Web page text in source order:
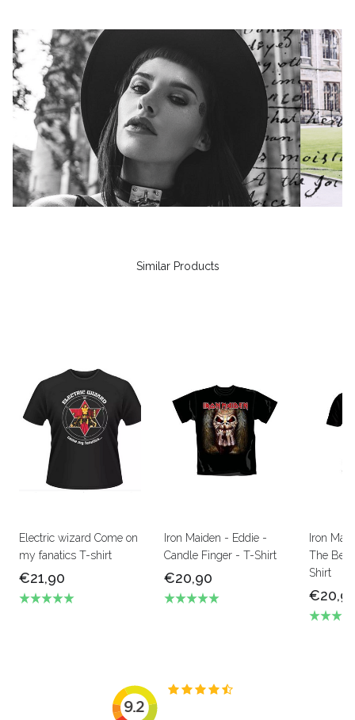
Similar Products
Electric wizard Come on
my fanatics T-shirt
€21,90
Iron Maiden - Eddie -
Candle Finger - T-Shirt
€20,90
Iron
The
Shirt